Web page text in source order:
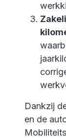
Dankzij
en de